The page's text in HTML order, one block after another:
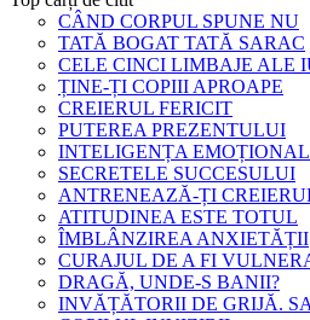
CÂND CORPUL SPUNE NU
TATĂ BOGAT TATĂ SARAC
CELE CINCI LIMBAJE ALE
ȚINE-ȚI COPIII APROAPE
CREIERUL FERICIT
PUTEREA PREZENTULUI
INTELIGENȚA
SECRETELE SUCCESULUI
ANTRENEAZĂ-ȚI
ATITUDINEA ESTE TOTUL
ÎMBLÂNZIREA ANXIETĂȚII
CURAJUL DE A FI
DRAGĂ, UNDE-S BANII?
INVĂȚĂTORII DE GRIJĂ.